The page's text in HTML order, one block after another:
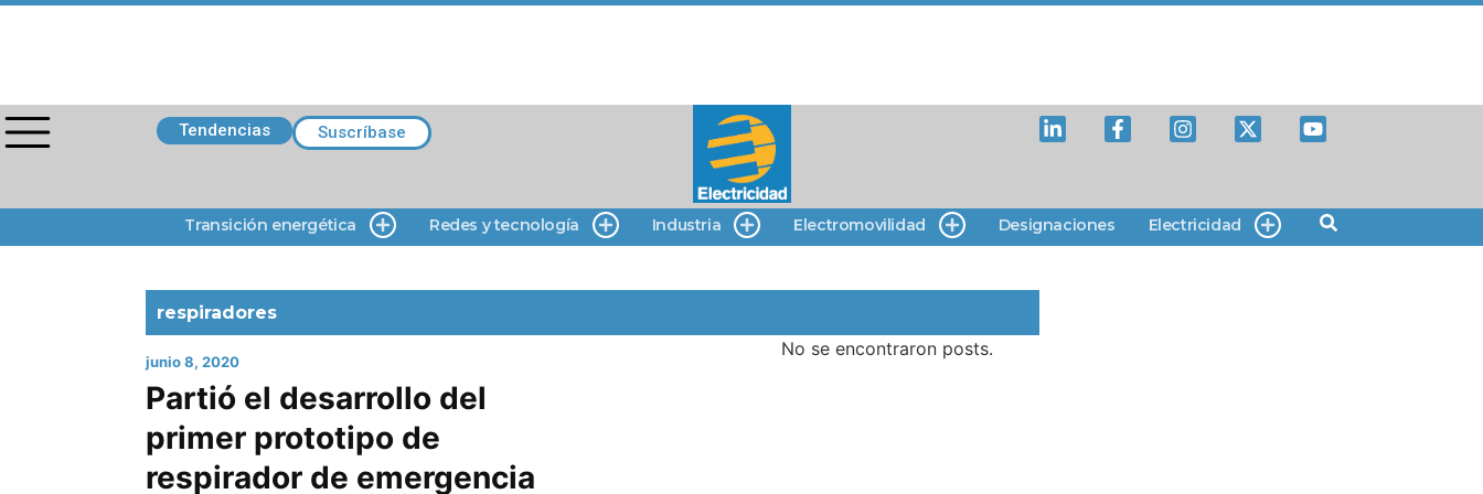
Tendencias Suscríbase
Transición energética Redes y tecnología Industria Electromovilidad Designaciones Electricidad
respiradores
junio 8, 2020
Partió el desarrollo del
primer prototipo de
respirador de emergencia
No se encontraron posts.